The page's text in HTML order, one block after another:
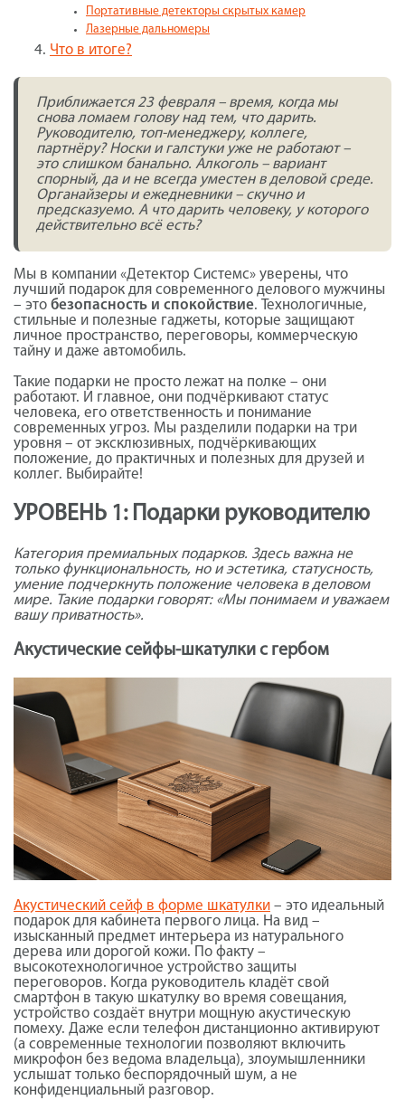
Портативные детекторы скрытых камер
Лазерные дальномеры
Что в итоге?
Приближается 23 февраля – время, когда мы
снова ломаем голову над тем, что дарить.
Руководителю, топ-менеджеру, коллеге,
партнёру? Носки и галстуки уже не работают –
это слишком банально. Алкоголь – вариант
спорный, да и не всегда уместен в деловой среде.
Органайзеры и ежедневники – скучно и
предсказуемо. А что дарить человеку, у которого
действительно всё есть?
Мы в компании «Детектор Системс» уверены, что
лучший подарок для современного делового мужчины
– это безопасность и спокойствие. Технологичные,
стильные и полезные гаджеты, которые защищают
личное пространство, переговоры, коммерческую
тайну и даже автомобиль.
Такие подарки не просто лежат на полке – они
работают. И главное, они подчёркивают статус
человека, его ответственность и понимание
современных угроз. Мы разделили подарки на три
уровня – от эксклюзивных, подчёркивающих
положение, до практичных и полезных для друзей и
коллег. Выбирайте!
УРОВЕНЬ 1: Подарки руководителю
Категория премиальных подарков. Здесь важна не
только функциональность, но и эстетика, статусность,
умение подчеркнуть положение человека в деловом
мире. Такие подарки говорят: «Мы понимаем и уважаем
вашу приватность».
Акустические сейфы-шкатулки с гербом
Акустический сейф в форме шкатулки – это идеальный
подарок для кабинета первого лица. На вид –
изысканный предмет интерьера из натурального
дерева или дорогой кожи. По факту –
высокотехнологичное устройство защиты
переговоров. Когда руководитель кладёт свой
смартфон в такую шкатулку во время совещания,
устройство создаёт внутри мощную акустическую
помеху. Даже если телефон дистанционно активируют
(а современные технологии позволяют включить
микрофон без ведома владельца), злоумышленники
услышат только беспорядочный шум, а не
конфиденциальный разговор.